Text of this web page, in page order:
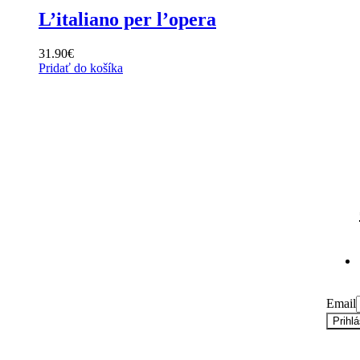
L’italiano per l’opera
31.90€
Pridať do košíka
Email